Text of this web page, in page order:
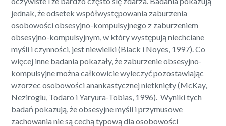
jednak, że odsetek współwystępowania zaburzenia
osobowości obsesyjno-kompulsyjnego z zaburzeniem
obsesyjno-kompulsyjnym, w który występują niechciane
myśli i czynności, jest niewielki (Black i Noyes, 1997). Co
więcej inne badania pokazały, że zaburzenie obsesyjno-
kompulsyjne można całkowicie wyleczyć pozostawiając
wzorzec osobowości anankastycznej nietknięty (McKay,
Neziroglu, Todaro i Yaryura-Tobias, 1996). Wyniki tych
badań pokazują, że obsesyjne myśli i przymusowe
zachowania nie są cechą typową dla osobowości